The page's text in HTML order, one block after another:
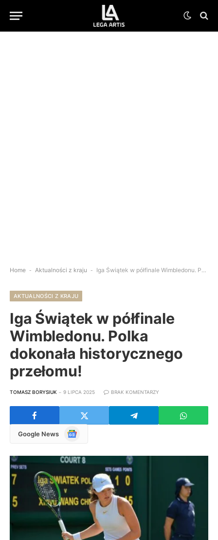
Home - Aktualności z kraju - Iga Świątek w półfinale Wimbledonu. Polka dokonała historycznego przełomu!
AKTUALNOŚCI Z KRAJU
Iga Świątek w półfinale
Wimbledonu. Polka
dokonała historycznego
przełomu!
TOMASZ BORYSIUK 9 LIPCA 2025 BRAK KOMENTARZY
Google News
Google